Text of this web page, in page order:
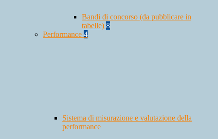
Bandi di concorso (da pubblicare in
tabelle) 8
Performance 4
Sistema di misurazione e valutazione della
performance